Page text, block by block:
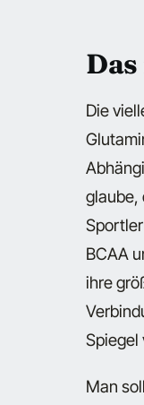
Die
glaube,
BCAA
ihre
Spiegel
Man